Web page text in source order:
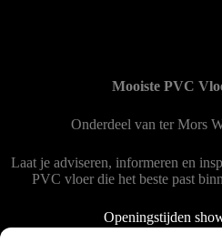
Mooiste PVC
Onderdeel van ter Mors
Laat je adviseren, informeren en
PVC vloer die het beste past
Openingstijden